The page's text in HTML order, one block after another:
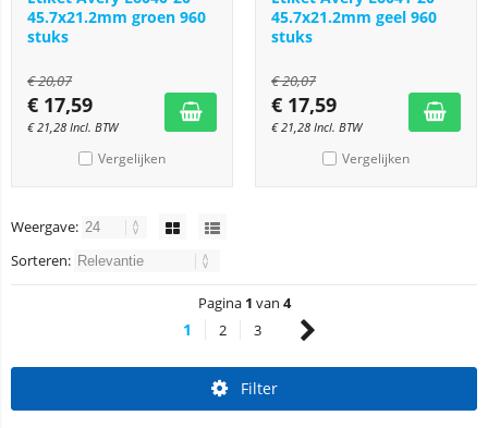
45.7x21.2mm groen 960
stuks
€20,07
€ 17,59
€21,28 Incl. BTW
Vergelijken
45.7x21.2mm geel 960
stuks
€20,07
€ 17,59
€21,28 Incl. BTW
Vergelijken
Weergave:
Sorteren:
Pagina 1 van 4
1 2 3
Filter